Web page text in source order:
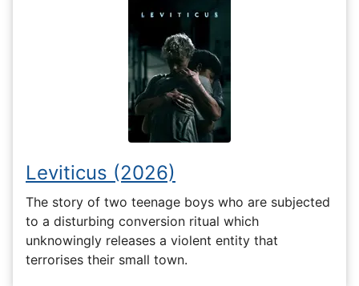
Leviticus (2026)
The story of two teenage boys who are subjected
to a disturbing conversion ritual which
unknowingly releases a violent entity that
terrorises their small town.